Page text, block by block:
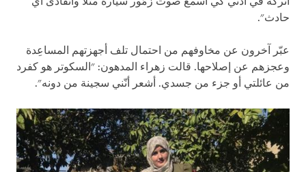
حادث".
عبّر آخرون عن مخاوفهم من احتمال تلف أجهزتهم المساعِدة
وعجزهم عن إصلاحها. قالت زهراء المدهون: "السكوتر هو كفرد
من عائلتي أو جزء من جسدي. أشعر أنّني سجينة من دونه".